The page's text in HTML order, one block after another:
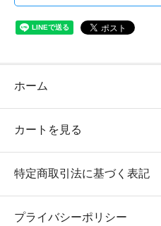
ホーム
カートを見る
特定商取引法に基づく表記
プライバシーポリシー